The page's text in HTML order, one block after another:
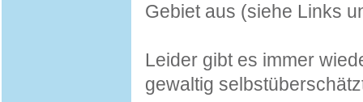
Gebiet aus (siehe Links
Leider gibt es immer
gewaltig